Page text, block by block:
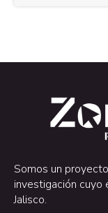
Somos un
investigación cuyo
Jalisco.